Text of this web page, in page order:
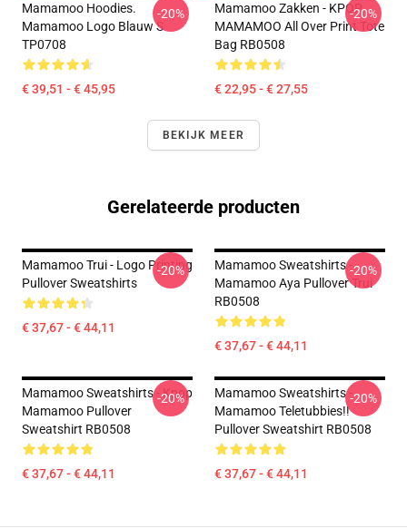
Mamamoo Hoodies.
Mamamoo Logo Blauw S
TP0708
€ 39,51 - € 45,95
-20%
Mamamoo Zakken - KPOP
MAMAMOO All Over Print Tote
Bag RB0508
€ 22,95 - € 27,55
-20%
BEKIJK MEER
Gerelateerde producten
Mamamoo Trui - Logo Printing
Pullover Sweatshirts
€ 37,67 - € 44,11
-20%
Mamamoo Sweatshirts -
Mamamoo Aya Pullover Trui
RB0508
€ 37,67 - € 44,11
-20%
Mamamoo Sweatshirts - Kpop
Mamamoo Pullover
Sweatshirt RB0508
€ 37,67 - € 44,11
-20%
Mamamoo Sweatshirts -
Mamamoo Teletubbies!!
Pullover Sweatshirt RB0508
€ 37,67 - € 44,11
-20%